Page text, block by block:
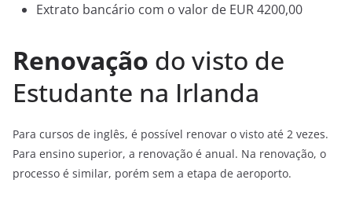
Extrato bancário com o valor de EUR 4200,00
Renovação do visto de
Estudante na Irlanda
Para cursos de inglês, é possível renovar o visto até 2 vezes.
Para ensino superior, a renovação é anual. Na renovação, o
processo é similar, porém sem a etapa de aeroporto.